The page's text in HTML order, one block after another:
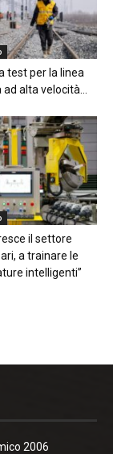
test per la linea
alta velocità...
il settore
a trainare le
intelligenti”
2006